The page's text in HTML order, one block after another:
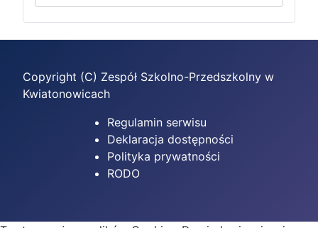
Copyright (C) Zespół Szkolno-Przedszkolny w
Kwiatonowicach
Regulamin serwisu
Deklaracja dostępności
Polityka prywatności
RODO